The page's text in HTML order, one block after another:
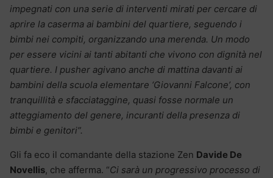
impegnati con una serie di interventi mirati per cercare di
aprire la caserma ai bambini del quartiere, seguendo i
bimbi nei compiti, organizzando una merenda. Un modo
per essere vicini ai tanti abitanti che vivono con dignità nel
quartiere. I pusher agivano anche di mattina davanti ai
bambini della scuola elementare ‘Giovanni Falcone’, con
tranquillità e sfacciataggine, quasi fosse normale un
atteggiamento del genere, incuranti della presenza di
bimbi e genitori”.
Gli fa eco il comandante della stazione Zen Davide De
Novellis, che afferma. “Ci sarà un progressivo processo di